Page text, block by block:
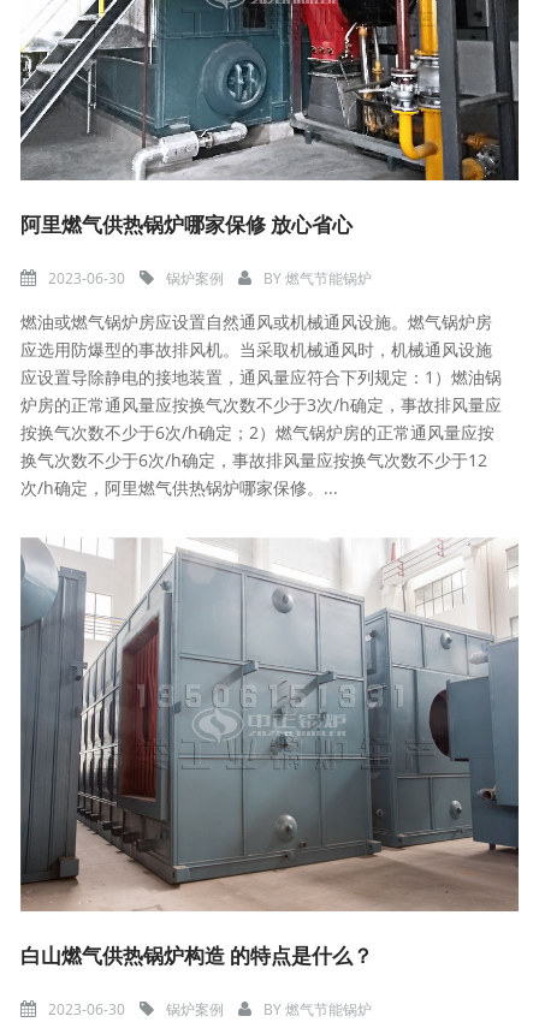
阿里燃气供热锅炉哪家保修 放心省心
2023-06-30 锅炉案例 BY燃气节能锅炉
燃油或燃气锅炉房应设置自然通风或机械通风设施。燃气锅炉房
应选用防爆型的事故排风机。当采取机械通风时，机械通风设施
应设置导除静电的接地装置，通风量应符合下列规定：1）燃油锅
炉房的正常通风量应按换气次数不少于3次/h确定，事故排风量应
按换气次数不少于6次/h确定；2）燃气锅炉房的正常通风量应按
换气次数不少于6次/h确定，事故排风量应按换气次数不少于12
次/h确定，阿里燃气供热锅炉哪家保修。...
白山燃气供热锅炉构造 的特点是什么？
2023-06-30 锅炉案例 BY燃气节能锅炉